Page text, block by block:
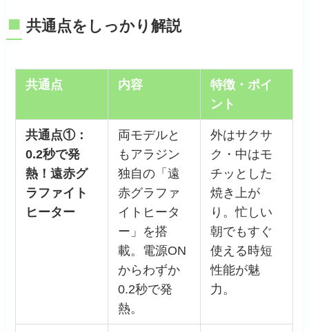
■ 共通点をしっかり解説
共通点 内容
特徴・ポイ
ント
共通点①：
0.2秒で発
熱！遠赤グ
ラファイト
ヒーター
両モデルと
もアラジン
独自の「遠
赤グラファ
イトヒータ
ー」を搭
載。電源ON
からわずか
0.2秒で発
熱。
外はサクサ
ク・中はモ
チッとした
焼き上が
り。忙しい
朝でもすぐ
使える時短
性能が魅
力。